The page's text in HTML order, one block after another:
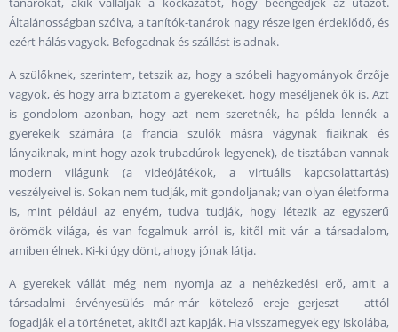
Általánosságban szólva, a tanítók-tanárok nagy része igen érdeklődő, és
ezért hálás vagyok. Befogadnak és szállást is adnak.
A szülőknek, szerintem, tetszik az, hogy a szóbeli hagyományok őrzője
vagyok, és hogy arra biztatom a gyerekeket, hogy meséljenek ők is. Azt
is gondolom azonban, hogy azt nem szeretnék, ha példa lennék a
gyerekeik számára (a francia szülők másra vágynak fiaiknak és
lányaiknak, mint hogy azok trubadúrok legyenek), de tisztában vannak
modern világunk (a videójátékok, a virtuális kapcsolattartás)
veszélyeivel is. Sokan nem tudják, mit gondoljanak; van olyan életforma
is, mint például az enyém, tudva tudják, hogy létezik az egyszerű
örömök világa, és van fogalmuk arról is, kitől mit vár a társadalom,
amiben élnek. Ki-ki úgy dönt, ahogy jónak látja.
A gyerekek vállát még nem nyomja az a nehézkedési erő, amit a
társadalmi érvényesülés már-már kötelező ereje gerjeszt – attól
fogadják el a történetet, akitől azt kapják. Ha visszamegyek egy iskolába,